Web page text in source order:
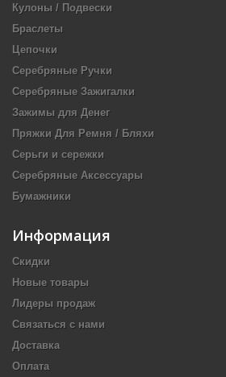
Кулоны / Подвески
Браслеты
Цепочки
Серебряные Ручки
Серебряные Зажигалки
Зажимы для Денег
Пряжки Для Ремня / Бляхи
Серьги и сережки
Серебряные Аксессуары
Бумажники
Информация
Скидки
Новые товары
Лидеры продаж
Связаться с нами
Доставка
Оплата